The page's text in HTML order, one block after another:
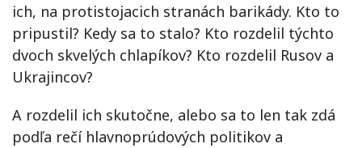
ich, na protistojacich stranách barikády. Kto to
pripustil? Kedy sa to stalo? Kto rozdelil týchto
dvoch skvelých chlapíkov? Kto rozdelil Rusov a
Ukrajincov?
A rozdelil ich skutočne, alebo sa to len tak zdá
podľa rečí hlavnoprúdových politikov a